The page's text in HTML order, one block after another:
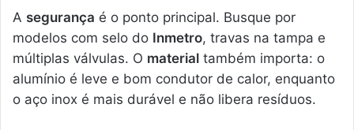
A segurança é o ponto principal. Busque por
modelos com selo do Inmetro, travas na tampa e
múltiplas válvulas. O material também importa: o
alumínio é leve e bom condutor de calor, enquanto
o aço inox é mais durável e não libera resíduos.